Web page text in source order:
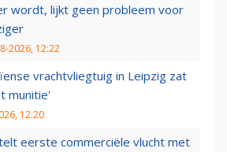
wordt, lijkt geen probleem voor
2026, 12:22
vrachtvliegtuig in Leipzig zat
munitie'
12:20
eerste commerciële vlucht met